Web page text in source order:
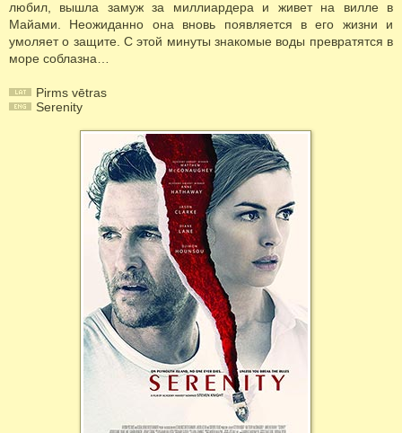
любил, вышла замуж за миллиардера и живет на вилле в
Майами. Неожиданно она вновь появляется в его жизни и
умоляет о защите. С этой минуты знакомые воды превратятся в
море соблазна…
Pirms vētras
Serenity